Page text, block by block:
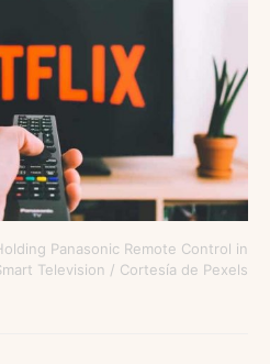
Panasonic Remote Control in
Television / Cortesía de Pexels